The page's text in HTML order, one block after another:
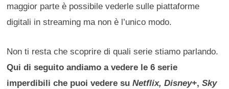
maggior parte è possibile vederle sulle piattaforme
digitali in streaming ma non è l’unico modo.
Non ti resta che scoprire di quali serie stiamo parlando.
Qui di seguito andiamo a vedere le 6 serie
imperdibili che puoi vedere suNetflix, Disney+,Sky